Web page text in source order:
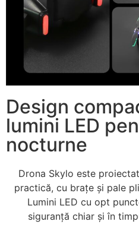
Design
lumini LED
nocturne
Drona Skylo este
practică, cu brațe și pale
Lumini LED cu opt
siguranță chiar și în